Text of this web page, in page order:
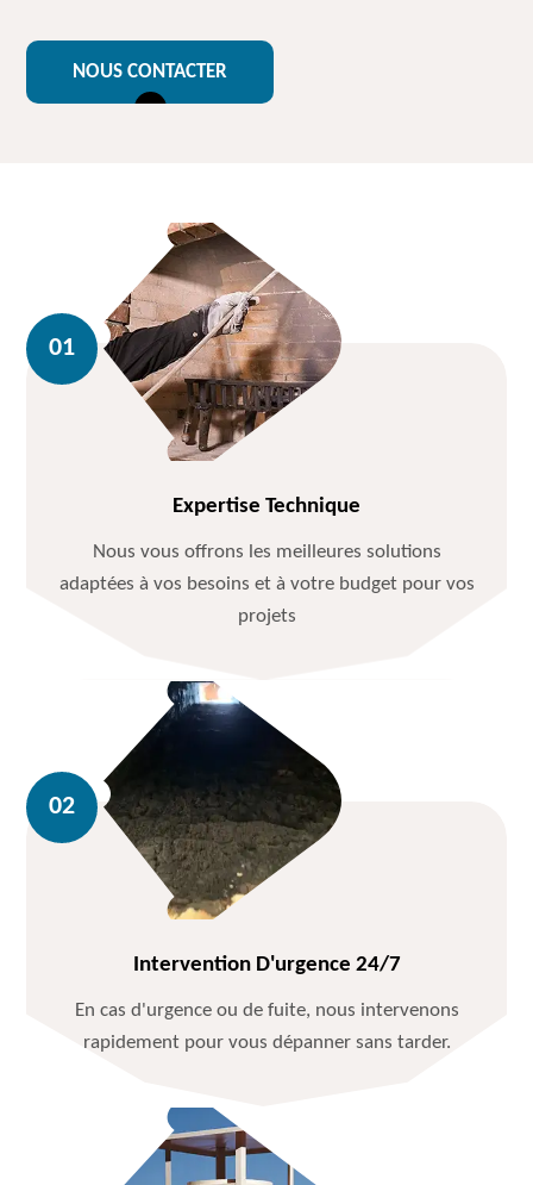
NOUS CONTACTER
Expertise Technique
Nous vous offrons les meilleures solutions
adaptées à vos besoins et à votre budget pour vos
projets
Intervention D'urgence 24/7
En cas d'urgence ou de fuite, nous intervenons
rapidement pour vous dépanner sans tarder.